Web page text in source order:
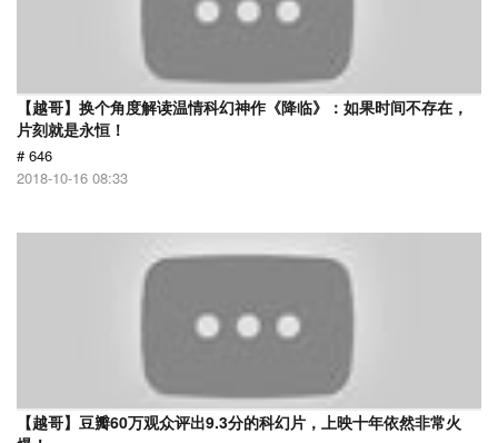
【越哥】换个角度解读温情科幻神作《降临》：如果时间不存在，
片刻就是永恒！
# 646
2018-10-16 08:33
【越哥】豆瓣60万观众评出9.3分的科幻片，上映十年依然非常火